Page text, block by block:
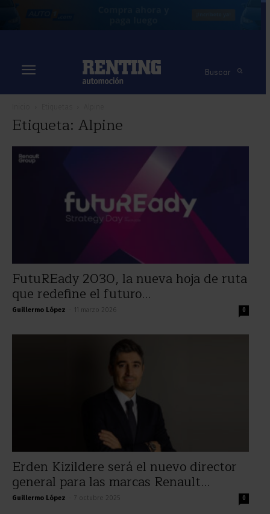
Buscar
Etiqueta: Alpine
FutuREady 2030, la nueva hoja de ruta
que redefine el futuro...
Guillermo López 11 marzo 2026 0
Erden Kizildere será el nuevo director
general para las marcas Renault...
Guillermo López 7 octubre 2025 0